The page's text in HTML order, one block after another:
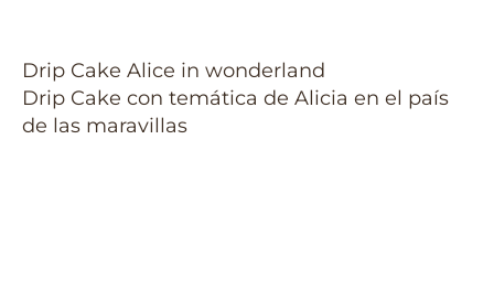
Drip Cake Alice in wonderland
Drip Cake con temática de Alicia en el país
de las maravillas